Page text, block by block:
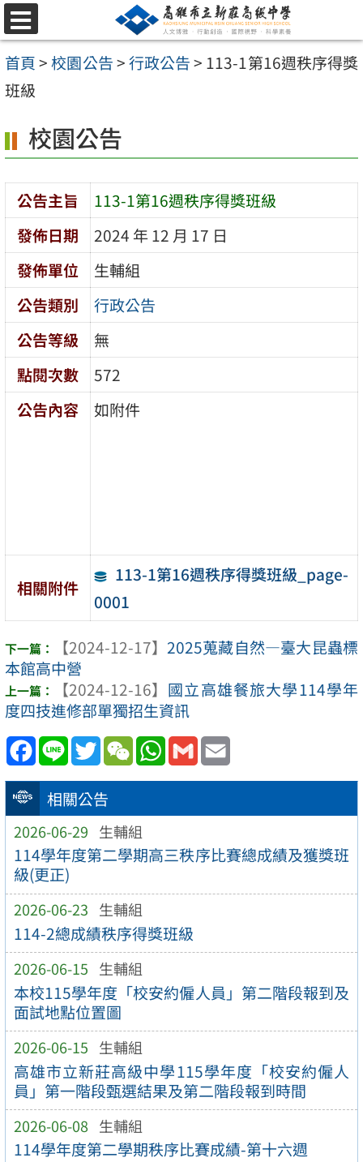
跳
至
主
要
容
區
選
單
首頁>校園公告>行政公告> 113-1第16週秩序得獎
班級
相關公告
2026-06-29 生輔組
114學年度第二學期高三秩序比賽總成績及獲獎班
級(更正)
2026-06-23 生輔組
114-2總成績秩序得獎班級
2026-06-15 生輔組
本校115學年度「校安約僱人員」第二階段報到及
面試地點位置圖
2026-06-15 生輔組
高雄市立新莊高級中學115學年度「校安約僱人
員」第一階段甄選結果及第二階段報到時間
2026-06-08 生輔組
114學年度第二學期秩序比賽成績-第十六週
校園公告
公告主旨
113-1第16週秩序得獎班級
發佈日期
2024 年 12 月 17 日
發佈單位
生輔組
公告類別
行政公告
公告等級
無
點閱次數
572
公告內容
如附件
相關附件
113-1第16週秩序得獎班級_page-
0001
【2024-12-17】 2025蒐藏自然—臺大昆蟲標
本館高中營
【2024-12-16】 國立高雄餐旅大學114學年
度四技進修部單獨招生資訊
Facebook
Line TwitterWeChatWhatsApp
Gmail